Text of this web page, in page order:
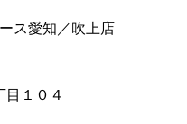
目１０４